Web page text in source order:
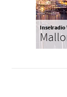
Inselradio